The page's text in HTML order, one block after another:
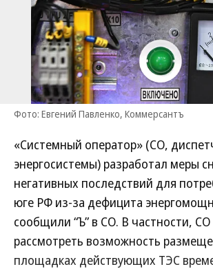
Фото: Евгений Павленко, Коммерсантъ
«Системный оператор» (СО,
энергосистемы) разработал меры
негативных последствий для
юге РФ из-за дефицита
сообщили “Ъ” в СО. В частности, СО
рассмотреть возможность
площадках действующих ТЭС